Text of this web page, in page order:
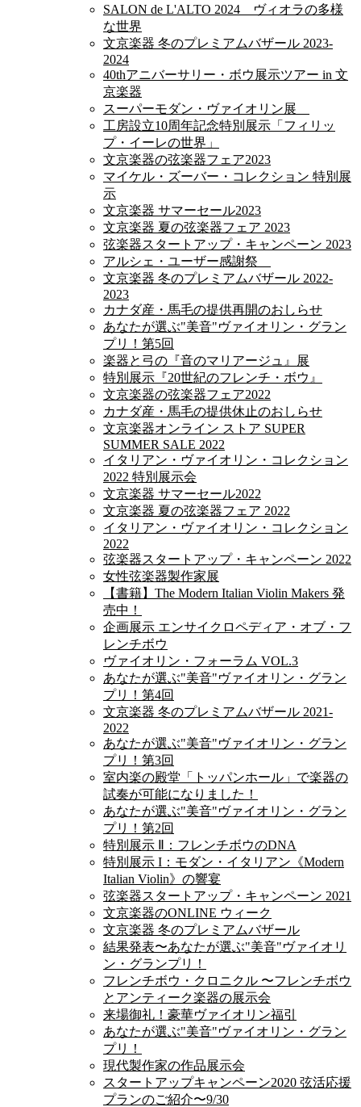
SALON de L'ALTO 2024 ヴィオラの多様
な世界
文京楽器 冬のプレミアムバザール 2023-
2024
40thアニバーサリー・ボウ展示ツアー in 文
京楽器
スーパーモダン・ヴァイオリン展
工房設立10周年記念特別展示「フィリッ
プ・イーレの世界」
文京楽器の弦楽器フェア2023
マイケル・ズーバー・コレクション 特別展
示
文京楽器 サマーセール2023
文京楽器 夏の弦楽器フェア 2023
弦楽器スタートアップ・キャンペーン 2023
アルシェ・ユーザー感謝祭
文京楽器 冬のプレミアムバザール 2022-
2023
カナダ産・馬毛の提供再開のおしらせ
あなたが選ぶ"美音"ヴァイオリン・グラン
プリ！第5回
楽器と弓の『音のマリアージュ』展
特別展示『20世紀のフレンチ・ボウ』
文京楽器の弦楽器フェア2022
カナダ産・馬毛の提供休止のおしらせ
文京楽器オンライン ストア SUPER
SUMMER SALE 2022
イタリアン・ヴァイオリン・コレクション
2022 特別展示会
文京楽器 サマーセール2022
文京楽器 夏の弦楽器フェア 2022
イタリアン・ヴァイオリン・コレクション
2022
弦楽器スタートアップ・キャンペーン 2022
女性弦楽器製作家展
【書籍】The Modern Italian Violin Makers 発
売中！
企画展示 エンサイクロペディア・オブ・フ
レンチボウ
ヴァイオリン・フォーラム VOL.3
あなたが選ぶ"美音"ヴァイオリン・グラン
プリ！第4回
文京楽器 冬のプレミアムバザール 2021-
2022
あなたが選ぶ"美音"ヴァイオリン・グラン
プリ！第3回
室内楽の殿堂「トッパンホール」で楽器の
試奏が可能になりました！
あなたが選ぶ"美音"ヴァイオリン・グラン
プリ！第2回
特別展示 Ⅱ：フレンチボウのDNA
特別展示 I：モダン・イタリアン《Modern
Italian Violin》の響宴
弦楽器スタートアップ・キャンペーン 2021
文京楽器のONLINE ウィーク
文京楽器 冬のプレミアムバザール
結果発表〜あなたが選ぶ"美音"ヴァイオリ
ン・グランプリ！
フレンチボウ・クロニクル 〜フレンチボウ
とアンティーク楽器の展示会
来場御礼！豪華ヴァイオリン福引
あなたが選ぶ"美音"ヴァイオリン・グラン
プリ！
現代製作家の作品展示会
スタートアップキャンペーン2020 弦活応援
プランのご紹介〜9/30